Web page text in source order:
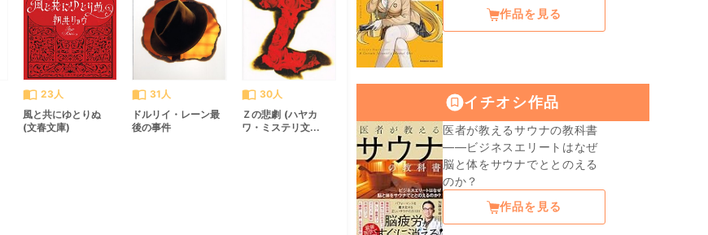
import_contacts 23人
風と共にゆとりぬ
(文春文庫)
import_contacts 31人
ドルリイ・レーン最
後の事件
import_contacts 30人
Ｚの悲劇 (ハヤカ
ワ・ミステリ文...
作品を見る
イチオシ作品
医者が教えるサウナの教科書
――ビジネスエリートはなぜ
脳と体をサウナでととのえる
のか？
作品を見る